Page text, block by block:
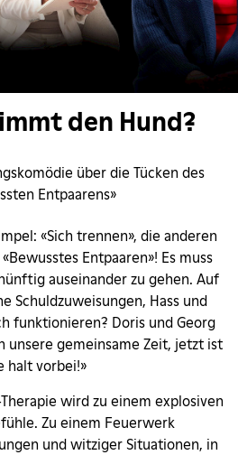
den Hund?
über die Tücken des
Entpaarens»
«Sich trennen», die anderen
Entpaaren»! Es muss
auseinander zu gehen. Auf
Schuldzuweisungen, Hass und
funktionieren? Doris und Georg
unsere gemeinsame Zeit, jetzt ist
halt vorbei!»
wird zu einem explosiven
Zu einem Feuerwerk
und witziger Situationen, in